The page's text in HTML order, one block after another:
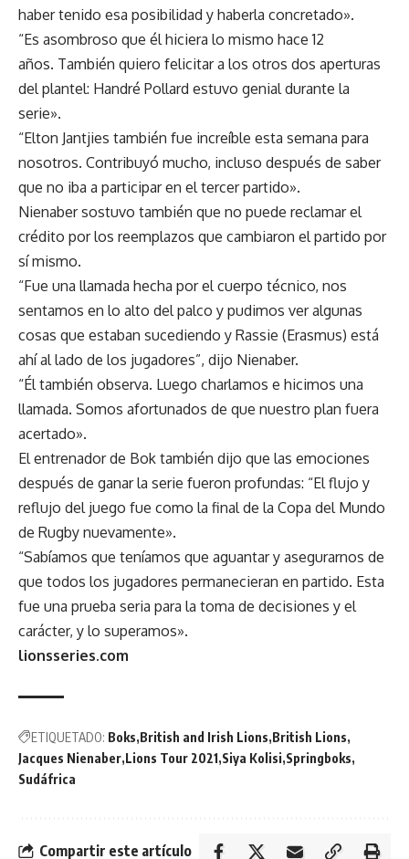
haber tenido esa posibilidad y haberla concretado».
“Es asombroso que él hiciera lo mismo hace 12
años. También quiero felicitar a los otros dos aperturas
del plantel: Handré Pollard estuvo genial durante la
serie».
“Elton Jantjies también fue increíble esta semana para
nosotros. Contribuyó mucho, incluso después de saber
que no iba a participar en el tercer partido».
Nienaber sostuvo también que no puede reclamar el
crédito por los reemplazos que cambiaron el partido por
sí mismo.
“Fue una llamada hecha por el cuerpo técnico, nos
sentamos en lo alto del palco y pudimos ver algunas
cosas que estaban sucediendo y Rassie (Erasmus) está
ahí al lado de los jugadores”, dijo Nienaber.
“Él también observa. Luego charlamos e hicimos una
llamada. Somos afortunados de que nuestro plan fuera
acertado».
El entrenador de Bok también dijo que las emociones
después de ganar la serie fueron profundas: “El flujo y
reflujo del juego fue como la final de la Copa del Mundo
de Rugby nuevamente».
“Sabíamos que teníamos que aguantar y asegurarnos de
que todos los jugadores permanecieran en partido. Esta
fue una prueba seria para la toma de decisiones y el
carácter, y lo superamos».
lionsseries.com
ETIQUETADO: Boks British and Irish Lions British Lions
Jacques Nienaber Lions Tour 2021 Siya Kolisi Springboks
Sudáfrica
Compartir este artículo